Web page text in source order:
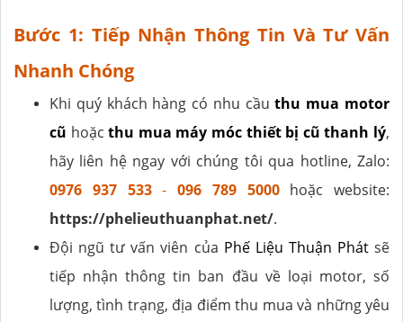
Bước 1: Tiếp Nhận Thông Tin Và Tư Vấn
Nhanh Chóng
Khi quý khách hàng có nhu cầuthu mua motor
cũ hoặcthu mua máy móc thiết bị cũ thanh lý,
hãy liên hệ ngay với chúng tôi qua hotline, Zalo:
0976 937 533- 096 789 5000hoặc website:
https://phelieuthuanphat.net/.
Đội ngũ tư vấn viên của Phế Liệu Thuận Phátsẽ
tiếp nhận thông tin ban đầu về loại motor, số
lượng, tình trạng, địa điểm thu mua và những yêu